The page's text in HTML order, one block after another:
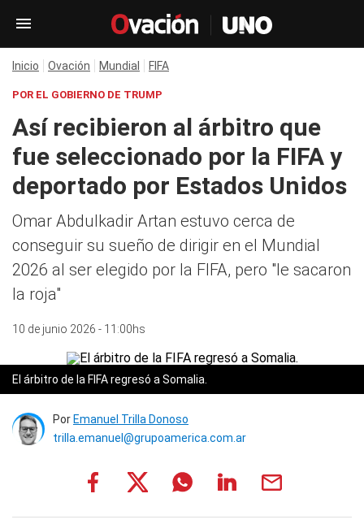
Inicio Ovación Mundial FIFA
POR EL GOBIERNO DE TRUMP
Así recibieron al árbitro que
fue seleccionado por la FIFA y
deportado por Estados Unidos
Omar Abdulkadir Artan estuvo cerca de
conseguir su sueño de dirigir en el Mundial
2026 al ser elegido por la FIFA, pero "le sacaron
la roja"
10 de junio 2026 - 11:00hs
El árbitro de la FIFA regresó a Somalia.
Por Emanuel Trilla Donoso
trilla.emanuel@grupoamerica.com.ar